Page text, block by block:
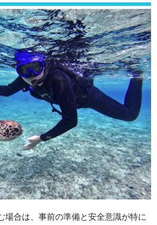
場合は、事前の準備と安全意識が特に